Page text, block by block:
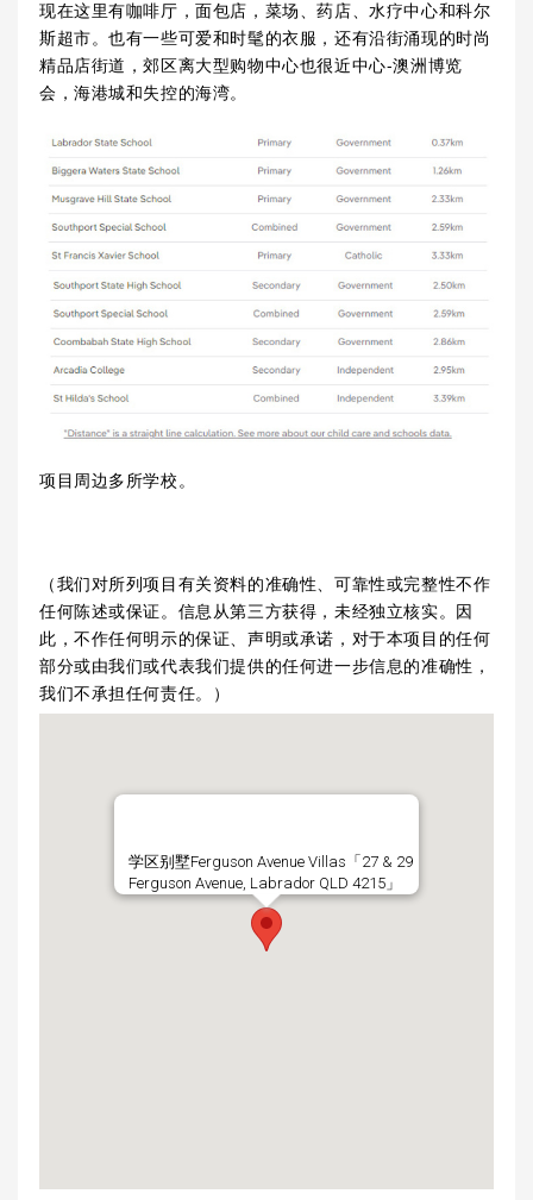
现在这里有咖啡厅，面包店，菜场、药店、水疗中心和科尔
斯超市。也有一些可爱和时髦的衣服，还有沿街涌现的时尚
精品店街道，郊区离大型购物中心也很近中心-澳洲博览
会，海港城和失控的海湾。
项目周边多所学校。
（我们对所列项目有关资料的准确性、可靠性或完整性不作
任何陈述或保证。信息从第三方获得，未经独立核实。因
此，不作任何明示的保证、声明或承诺，对于本项目的任何
部分或由我们或代表我们提供的任何进一步信息的准确性，
我们不承担任何责任。）
学区别墅Ferguson Avenue Villas「27 & 29
Ferguson Avenue, Labrador QLD 4215」